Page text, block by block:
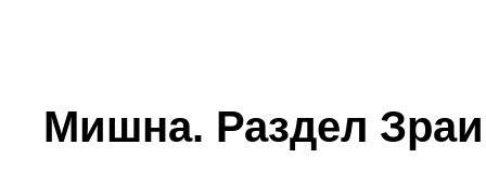
Мишна. Раздел